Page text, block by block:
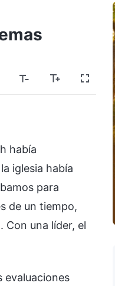
había
iglesia había
para
de un tiempo,
Con una líder, el
evaluaciones